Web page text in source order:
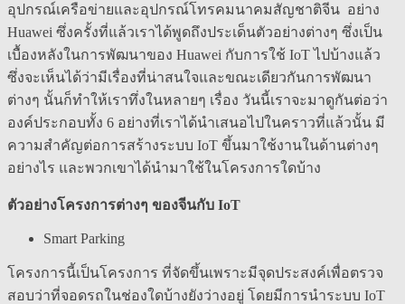
อุปกรณ์เครือข่ายและอุปกรณ์โทรคมนาคมสัญชาติจีน อย่าง
Huawei ซึ่งครั้งที่แล้วเราได้พูดถึงประเด็นตัวอย่างต่างๆ ซึ่งเป็น
เบื้องหลังในการพัฒนาของ Huawei กับการใช้ IoT ไปบ้างแล้ว
ซึ่งจะเห็นได้ว่ามีเรื่องที่น่าสนใจและขณะเดียวกันการพัฒนา
ต่างๆ นั้นก็ทำให้เราทึ่งในหลายๆ เรื่อง วันนี้เราจะมาดูกันต่อว่า
องค์ประกอบทั้ง 6 อย่างที่เราได้นำเสนอไปในคราวที่แล้วนั้น มี
ความสำคัญต่อการสร้างระบบ IoT ขึ้นมาใช้งานในด้านต่างๆ
อย่างไร และพวกเขาได้นำมาใช้ในโครงการใดบ้าง
ตัวอย่างโครงการต่างๆ ของจีนกับ IoT
Smart Parking
โครงการนี้เป็นโครงการ ที่จัดขึ้นเพราะมีจุดประสงค์เพื่อตรวจ
สอบว่าที่จอดรถในช่องใดบ้างยังว่างอยู่ โดยมีการนำระบบ IoT